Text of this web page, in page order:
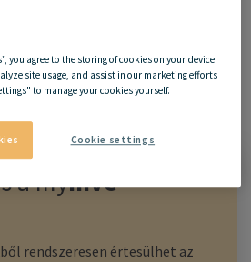
amyhive
rendszeresen értesülhet az
you agree to the storing of cookies on your device
site usage, and assist in our marketing efforts
to manage your cookies yourself.
Cookie settings